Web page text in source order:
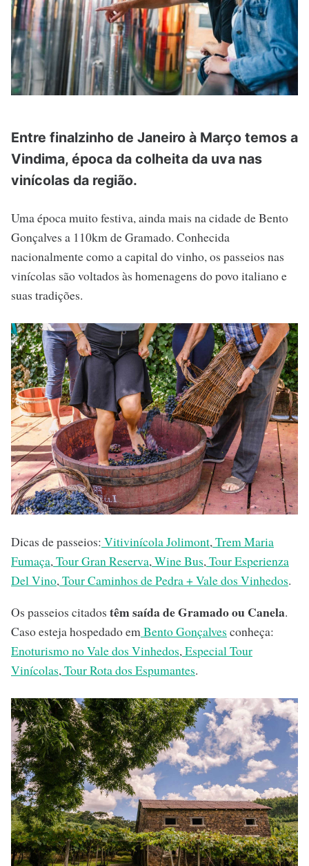
Entre finalzinho de Janeiro à Março temos a
Vindima, época da colheita da uva nas
vinícolas da região.
Uma época muito festiva, ainda mais na cidade de Bento
Gonçalves a 110km de Gramado. Conhecida
nacionalmente como a capital do vinho, os passeios nas
vinícolas são voltados às homenagens do povo italiano e
suas tradições.
Dicas de passeios: Vitivinícola Jolimont,Trem Maria
Fumaça,Tour Gran Reserva,Wine Bus,Tour Esperienza
Del Vino,Tour Caminhos de Pedra + Vale dos Vinhedos.
Os passeios citados têm saída de Gramado ou Canela.
Caso esteja hospedado emBento Gonçalves conheça:
Enoturismo no Vale dos Vinhedos,Especial Tour
Vinícolas,Tour Rota dos Espumantes.